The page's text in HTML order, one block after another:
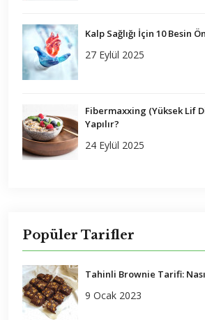
Kalp Sağlığı İçin 10 Besin
27 Eylül 2025
Fibermaxxing (Yüksek Lif
Yapılır?
24 Eylül 2025
Popüler Tarifler
Tahinli Brownie Tarifi:
9 Ocak 2023